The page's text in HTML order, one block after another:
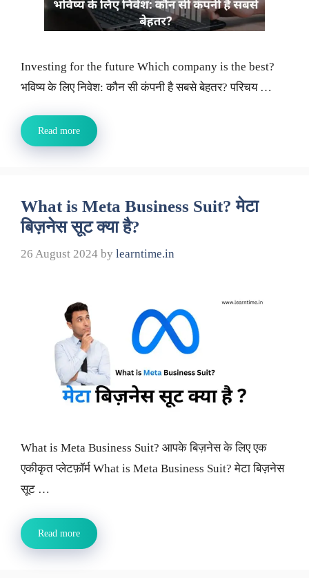
Investing for the future Which company is the best?
भविष्य के लिए निवेश: कौन सी कंपनी है सबसे बेहतर? परिचय …
Read more
What is Meta Business Suit? मेटा
बिज़नेस सूट क्या है?
26 August 2024 by learntime.in
What is Meta Business Suit? आपके बिज़नेस के लिए एक
एकीकृत प्लेटफ़ॉर्म What is Meta Business Suit? मेटा बिज़नेस
सूट …
Read more